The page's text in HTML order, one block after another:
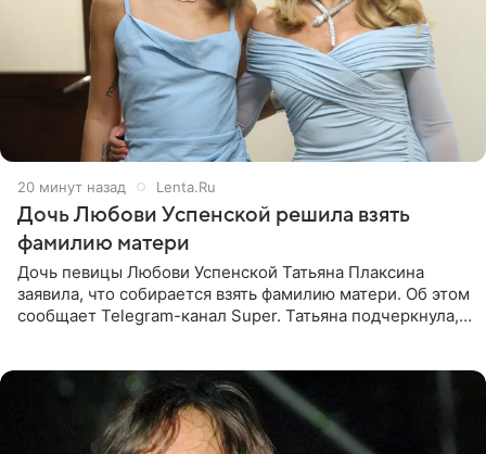
20 минут назад Lenta.Ru
Дочь Любови Успенской решила взять
фамилию матери
Дочь певицы Любови Успенской Татьяна Плаксина
заявила, что собирается взять фамилию матери. Об этом
сообщает Telegram-канал Super. Татьяна подчеркнула,